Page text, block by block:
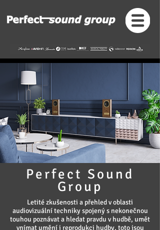
Perfect Sound
Group
Letité zkušenosti a přehled v oblasti
audiovizuální techniky spojený s nekonečnou
touhou poznávat a hledat pravdu v hudbě, umět
vnímat umění i reprodukci hudby, toto jsou